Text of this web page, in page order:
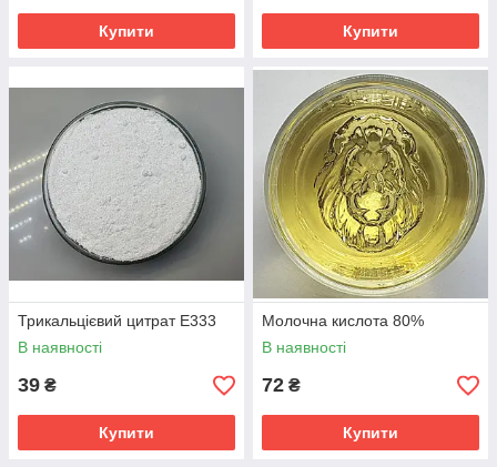
Купити Купити
Трикальцієвий цитрат Е333
В наявності
39 ₴
Купити
Молочна кислота 80%
В наявності
72 ₴
Купити